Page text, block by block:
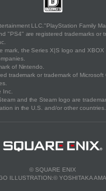
LLC."PlayStation Family
"PS4" are registered trademarks or
mark, the Series X|S logo and
of Nintendo.
trademark or trademark of
Inc.
and the Steam logo are
in the U.S. and/or other countries.
© SQUARE ENIX
ILLUSTRATION:© YOSHITAKA